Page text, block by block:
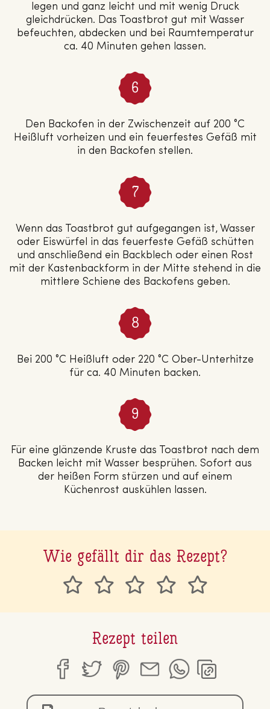
legen und ganz leicht und mit wenig Druck
gleichdrücken. Das Toastbrot gut mit Wasser
befeuchten, abdecken und bei Raumtemperatur
ca. 40 Minuten gehen lassen.
Den Backofen in der Zwischenzeit auf 200 °C
Heißluft vorheizen und ein feuerfestes Gefäß mit
in den Backofen stellen.
Wenn das Toastbrot gut aufgegangen ist, Wasser
oder Eiswürfel in das feuerfeste Gefäß schütten
und anschließend ein Backblech oder einen Rost
mit der Kastenbackform in der Mitte stehend in die
mittlere Schiene des Backofens geben.
Bei 200 °C Heißluft oder 220 °C Ober-Unterhitze
für ca. 40 Minuten backen.
Für eine glänzende Kruste das Toastbrot nach dem
Backen leicht mit Wasser besprühen. Sofort aus
der heißen Form stürzen und auf einem
Küchenrost auskühlen lassen.
Wie gefällt dir das Rezept?
Rezept teilen